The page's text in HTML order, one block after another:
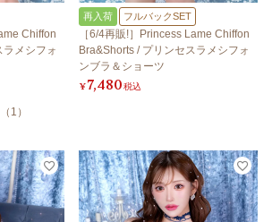
Chiffon
ラメシフォ
（ 1 ）
再入荷 フルバックSET
［6/4再販!］Princess Lame Chiffon
Bra&Shorts / プリンセスラメシフォ
ンブラ＆ショーツ
¥7,480税込